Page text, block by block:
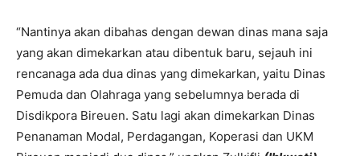
“Nantinya akan dibahas dengan dewan dinas mana saja
yang akan dimekarkan atau dibentuk baru, sejauh ini
rencanaga ada dua dinas yang dimekarkan, yaitu Dinas
Pemuda dan Olahraga yang sebelumnya berada di
Disdikpora Bireuen. Satu lagi akan dimekarkan Dinas
Penanaman Modal, Perdagangan, Koperasi dan UKM